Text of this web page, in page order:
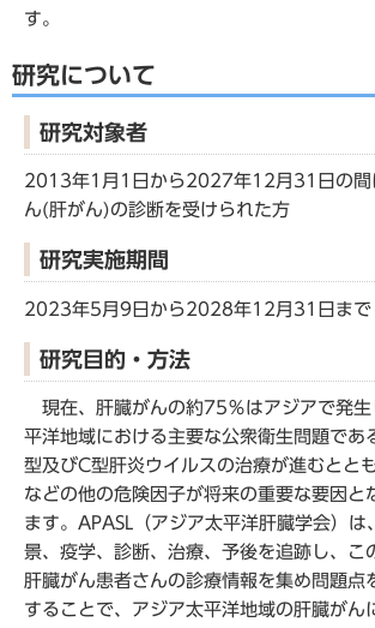
す。
研究について
研究対象者
2013年1月1日から2027年12月31日の間
ん(肝がん)の診断を受けられた方
研究実施期間
2023年5月9日から2028年12月31日まで
研究目的・方法
現在、肝臓がんの約75％はアジアで発生
平洋地域における主要な公衆衛生問題であ
型及びC型肝炎ウイルスの治療が進むとと
などの他の危険因子が将来の重要な要因と
ます。APASL（アジア太平洋肝臓学会）は
景、疫学、診断、治療、予後を追跡し、こ
肝臓がん患者さんの診療情報を集め問題点
することで、アジア太平洋地域の肝臓がん